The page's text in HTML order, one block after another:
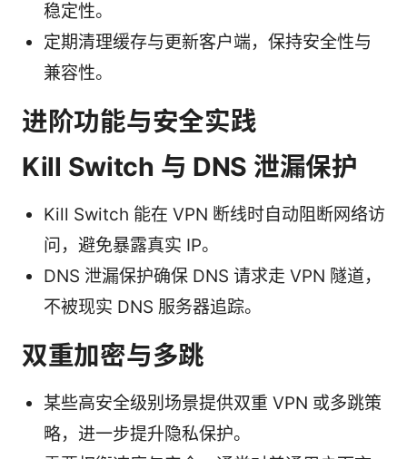
稳定性。
定期清理缓存与更新客户端，保持安全性与
兼容性。
进阶功能与安全实践
Kill Switch 与 DNS 泄漏保护
Kill Switch 能在 VPN 断线时自动阻断网络访
问，避免暴露真实 IP。
DNS 泄漏保护确保 DNS 请求走 VPN 隧道，
不被现实 DNS 服务器追踪。
双重加密与多跳
某些高安全级别场景提供双重 VPN 或多跳策
略，进一步提升隐私保护。